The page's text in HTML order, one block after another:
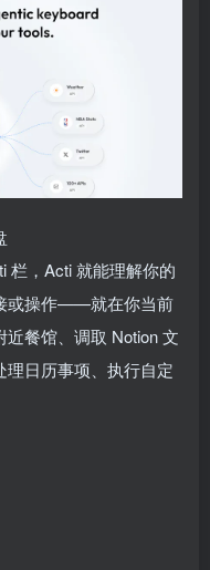
栏，Acti 就能理解你的
或操作——就在你当前
餐馆、调取 Notion 文
日历事项、执行自定